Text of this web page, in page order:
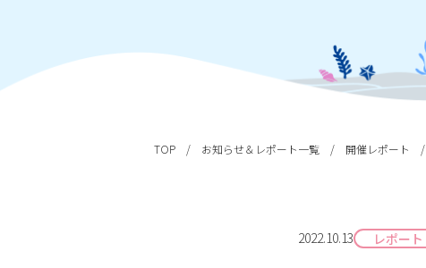
TOP / お知らせ＆レポート一覧 / 開催レポート /
2022.10.13 レポート